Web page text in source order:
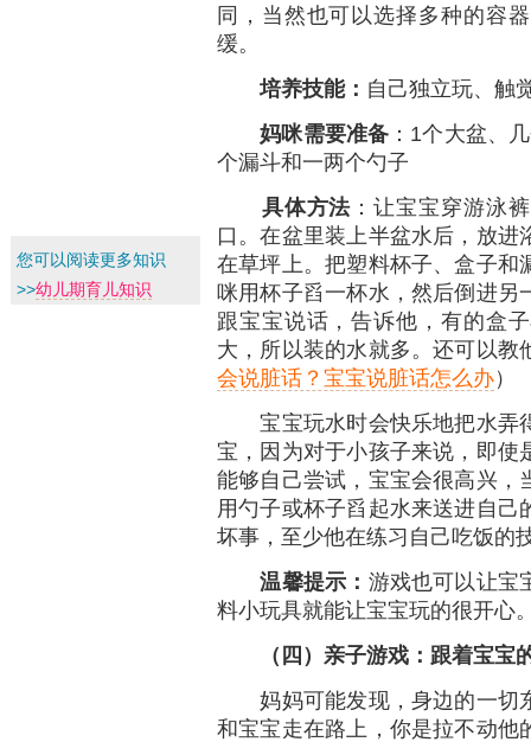
同，当然也可以选择多种的容
缓。
培养技能： 自己独立玩、触
妈咪需要准备 ：1个大盆、
个漏斗和一两个勺子
具体方法 ：让宝宝穿游泳
口。在盆里装上半盆水后，放
在草坪上。把塑料杯子、盒子和
咪用杯子舀一杯水，然后倒进另
跟宝宝说话，告诉他，有的盒
大，所以装的水就多。还可以教
会说脏话？宝宝说脏话怎么办）
宝宝玩水时会快乐地把水弄
宝，因为对于小孩子来说，即使
能够自己尝试，宝宝会很高兴，
用勺子或杯子舀起水来送进自
坏事，至少他在练习自己吃饭的
温馨提示： 游戏也可以让宝
料小玩具就能让宝宝玩的很开心
（四）亲子游戏：跟着宝宝
妈妈可能发现，身边的一切
和宝宝走在路上，你是拉不动他
您可以阅读更多知识
>>幼儿期育儿知识